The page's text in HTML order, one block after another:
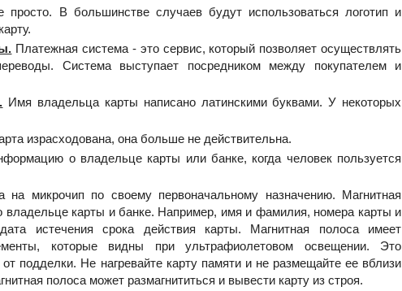
просто. В большинстве случаев будут использоваться логотип и
Платежная система - это сервис, который позволяет осуществлять
Система выступает посредником между покупателем и
Имя владельца карты написано латинскими буквами. У некоторых
израсходована, она больше не действительна.
о владельце карты или банке, когда человек пользуется
на микрочип по своему первоначальному назначению. Магнитная
владельце карты и банке. Например, имя и фамилия, номера карты и
истечения срока действия карты. Магнитная полоса имеет
которые видны при ультрафиолетовом освещении. Это
подделки. Не нагревайте карту памяти и не размещайте ее вблизи
полоса может размагнититься и вывести карту из строя.